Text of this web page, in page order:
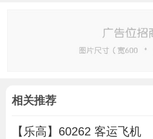
相关推荐
【乐高】60262 客运飞机